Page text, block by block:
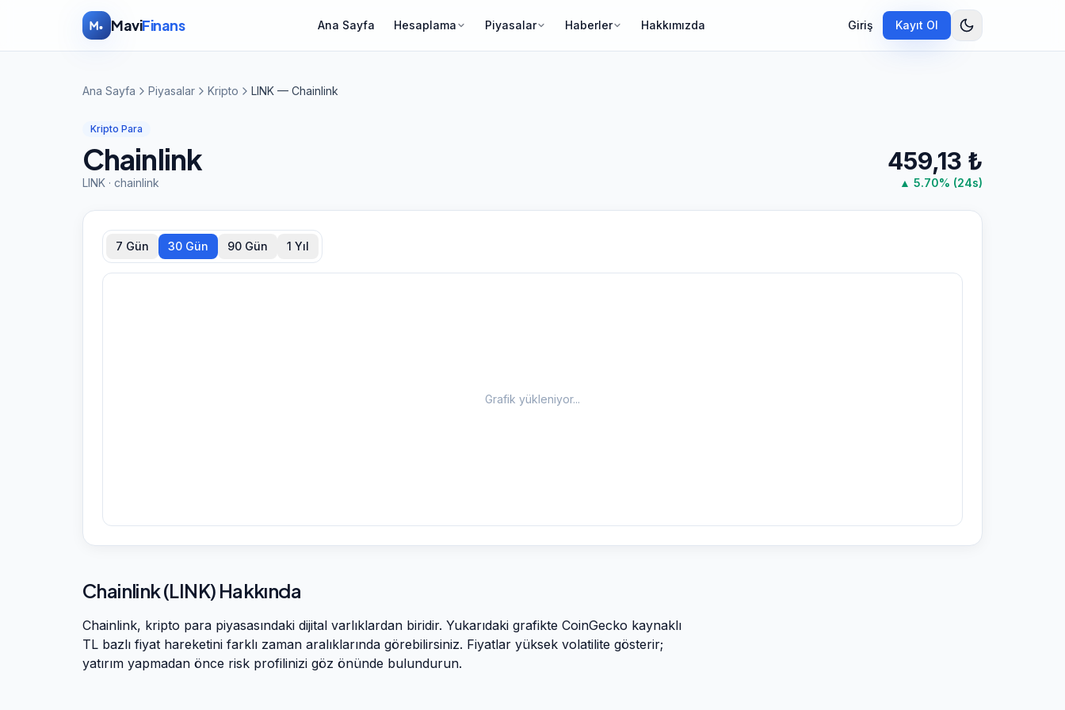
MaviFinans Ana Sayfa Hesaplama Piyasalar Haberler Hakkımızda Giriş Kayıt Ol
Ana Sayfa Piyasalar Kripto LINK — Chainlink
Kripto Para
Chainlink
LINK · chainlink
459,13 ₺
▲ 5.70% (24s)
7 Gün 30 Gün 90 Gün 1 Yıl
Grafik yükleniyor...
Chainlink(LINK) Hakkında
Chainlink, kripto para piyasasındaki dijital varlıklardan biridir. Yukarıdaki grafikte CoinGecko kaynaklı
TL bazlı fiyat hareketini farklı zaman aralıklarında görebilirsiniz. Fiyatlar yüksek volatilite gösterir;
yatırım yapmadan önce risk profilinizi göz önünde bulundurun.